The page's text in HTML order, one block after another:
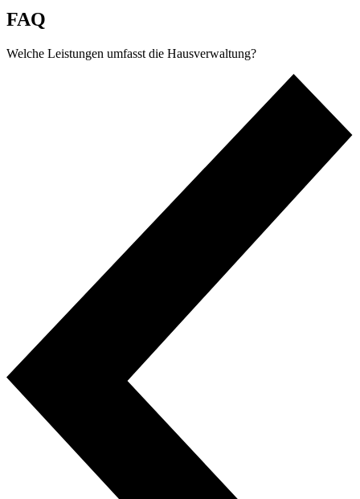
FAQ
Welche Leistungen umfasst die Hausverwaltung?